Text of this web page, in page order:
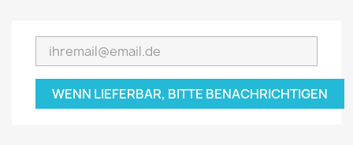
WENN LIEFERBAR, BITTE BENACHRICHTIGEN